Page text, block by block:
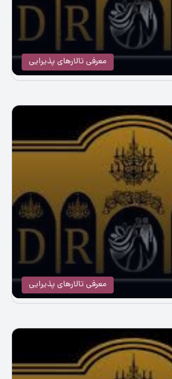
معرفی تالارهای پذیرایی
معرفی تالارهای پذیرایی